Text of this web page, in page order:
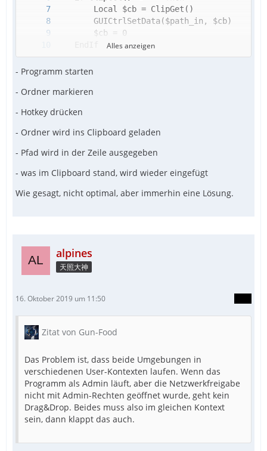
EndFunc
Alles anzeigen
- Programm starten
- Ordner markieren
- Hotkey drücken
- Ordner wird ins Clipboard geladen
- Pfad wird in der Zeile ausgegeben
- was im Clipboard stand, wird wieder eingefügt
Wie gesagt, nicht optimal, aber immerhin eine Lösung.
alpines
天照大神
16. Oktober 2019 um 11:50
Zitat von Gun-Food
Das Problem ist, dass beide Umgebungen in
verschiedenen User-Kontexten laufen. Wenn das
Programm als Admin läuft, aber die Netzwerkfreigabe
nicht mit Admin-Rechten geöffnet wurde, geht kein
Drag&Drop. Beides muss also im gleichen Kontext
sein, dann klappt das auch.